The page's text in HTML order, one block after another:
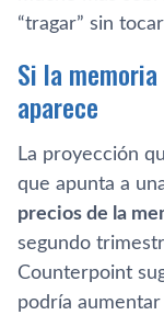
“tragar” sin
Si la
aparece
La proyección
que apunta a
precios de la
segundo
Counterpoint
podría